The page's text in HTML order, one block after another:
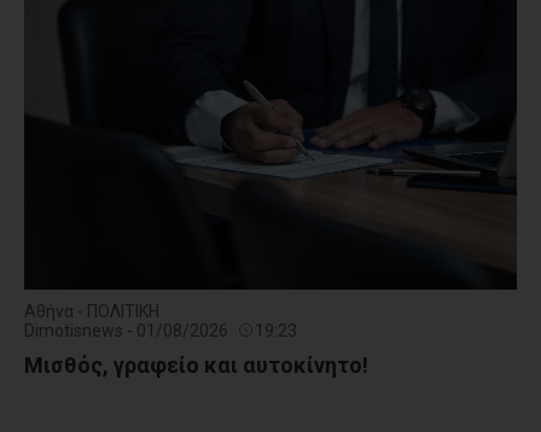
Αθήνα - ΠΟΛΙΤΙΚΗ
Dimotisnews - 01/08/2026
19:23
Μισθός, γραφείο και αυτοκίνητο!